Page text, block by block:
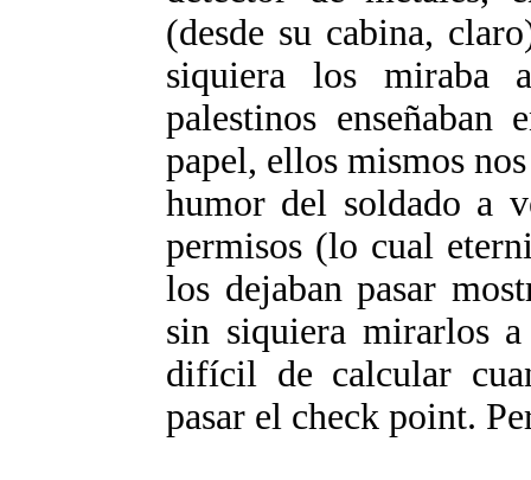
(desde su cabina,
siquiera los miraba
palestinos
papel, ellos mismos
humor del soldado a
permisos (lo cual
los dejaban pasar
sin siquiera mirarlos
difícil de calcular
pasar el check point.